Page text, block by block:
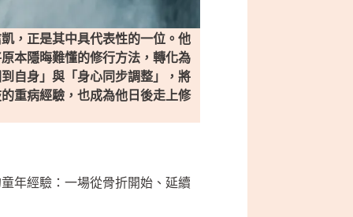
，正是其中具代表性的一位。他
本隱晦難懂的修行方法，轉化為
自身」與「身心同步調整」，將
重病經驗，也成為他日後走上修
年經驗：一場從骨折開始、延續